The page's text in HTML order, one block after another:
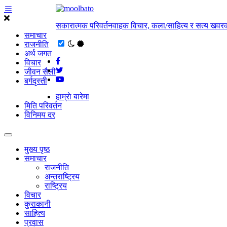
समाचार
राजनीति
अर्थ जगत
विचार
जीवन सैली
बर्गदृस्ती
सकारात्मक परिवर्तनवाहक विचार, कला/साहित्य र सत्य
हाम्राे बारेमा
मिति परिवर्तन
विनिमय दर
मुख्य पृष्ठ
समाचार
राजनीति
अन्तराष्ट्रिय
राष्ट्रिय
विचार
कुराकानी
साहित्य
प्रवास